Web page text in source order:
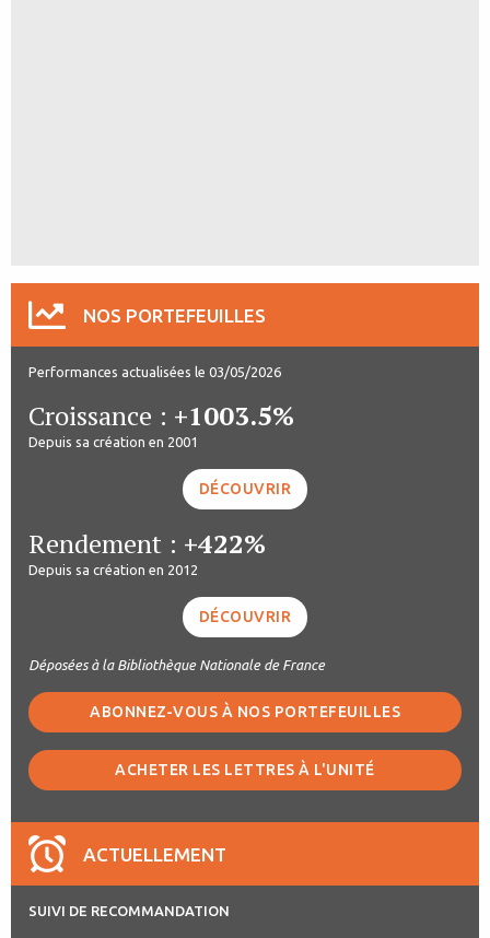
NOS PORTEFEUILLES
Performances actualisées le 03/05/2026
Croissance : +1003.5%
Depuis sa création en 2001
DÉCOUVRIR
Rendement : +422%
Depuis sa création en 2012
DÉCOUVRIR
Déposées à la Bibliothèque Nationale de France
ABONNEZ-VOUS À NOS PORTEFEUILLES
ACHETER LES LETTRES À L'UNITÉ
ACTUELLEMENT
SUIVI DE RECOMMANDATION